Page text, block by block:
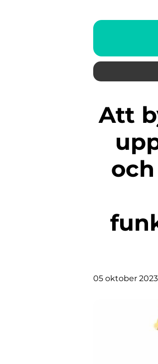
Att byta undertak är en viktig
05 oktober 2023